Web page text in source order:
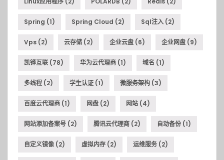
Spring (1) Spring Cloud (2) Sql注入 (2)
Vps (2) 云存储 (2) 企业云盘 (6) 企业网盘 (9)
凯铧互联 (78) 华为云代理商 (1) 域名 (1)
多线程 (2) 学生认证 (1) 微服务架构 (3)
百度云代理商 (1) 网盘 (2) 网站 (4)
网站添加备案号 (2) 腾讯云代理商 (2) 自动备份 (1)
自定义镜像 (2) 虚拟内存 (2) 运维服务 (2)